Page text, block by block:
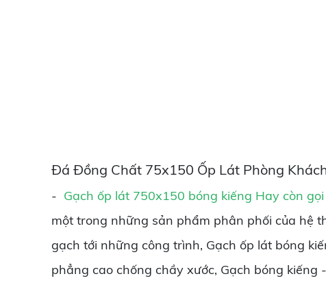
Đá Đồng Chất 75x150 Ốp Lát Phòng
- Gạch ốp lát 750x150 bóng kiếng Hay còn
một trong những sản phẩm phân phối của hệ
gạch tới những công trình, Gạch ốp lát bóng
phẳng cao chống chầy xước, Gạch bóng